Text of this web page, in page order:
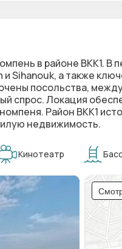
в районе BKK1.
Sihanouk, а также
посольства,
спрос. Локация
Район BKK1
недвижимость.
Кинотеатр